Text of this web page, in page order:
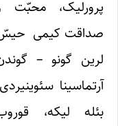
پرورلیک، محبّت و
صداقت کیمی حیسّ
لرین گونو – گوندن
آرتماسینا سئوینیردی.
بئله لیکه، قوروب